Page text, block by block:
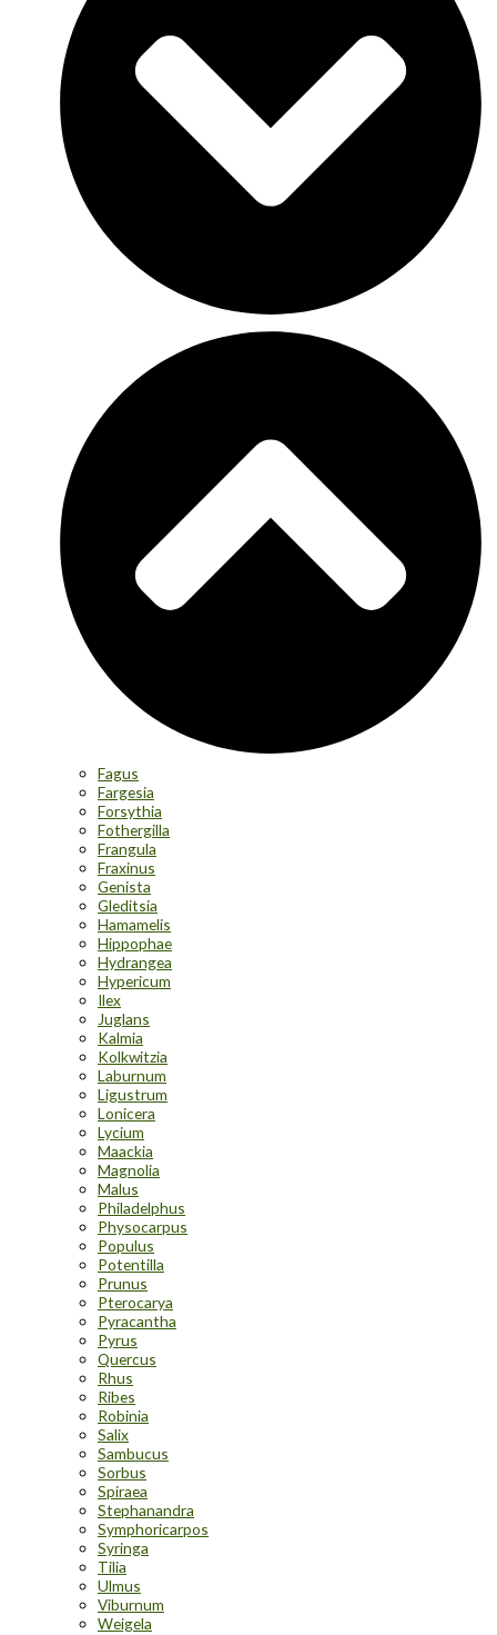
Fagus
Fargesia
Forsythia
Fothergilla
Frangula
Fraxinus
Genista
Gleditsia
Hamamelis
Hippophae
Hydrangea
Hypericum
Ilex
Juglans
Kalmia
Kolkwitzia
Laburnum
Ligustrum
Lonicera
Lycium
Maackia
Magnolia
Malus
Philadelphus
Physocarpus
Populus
Potentilla
Prunus
Pterocarya
Pyracantha
Pyrus
Quercus
Rhus
Ribes
Robinia
Salix
Sambucus
Sorbus
Spiraea
Stephanandra
Symphoricarpos
Syringa
Tilia
Ulmus
Viburnum
Weigela